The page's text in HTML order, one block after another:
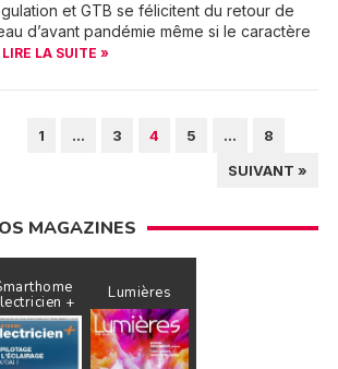
et GTB se félicitent du retour de
d’avant pandémie même si le caractère
LIRE LA SUITE »
1 … 3 4 5 …
8
SUIVANT »
MAGAZINES
+ Lumières